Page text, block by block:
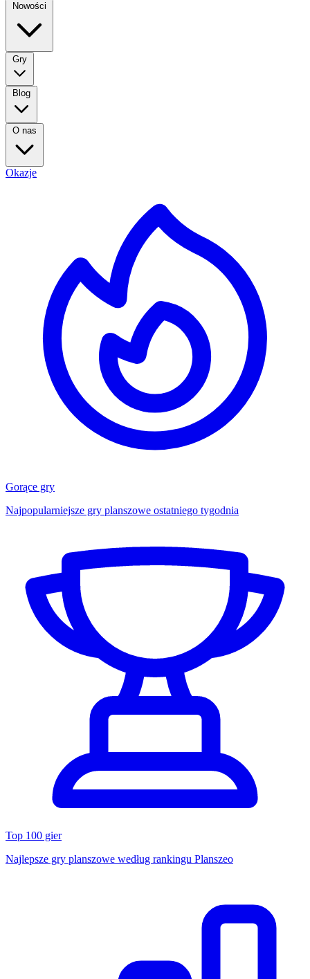
Nowości
Gry
Blog
O nas
Okazje
Gorące gry
Najpopularniejsze gry planszowe ostatniego tygodnia
Top 100 gier
Najlepsze gry planszowe według rankingu Planszeo